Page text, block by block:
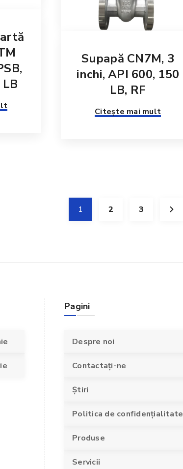
Supapă CN7M, 3
inchi, API 600, 150
LB, RF
Citește mai mult
1 2 3
Pagini
Despre noi
Contactaţi-ne
Știri
Politica de confidențialitate
Produse
Servicii